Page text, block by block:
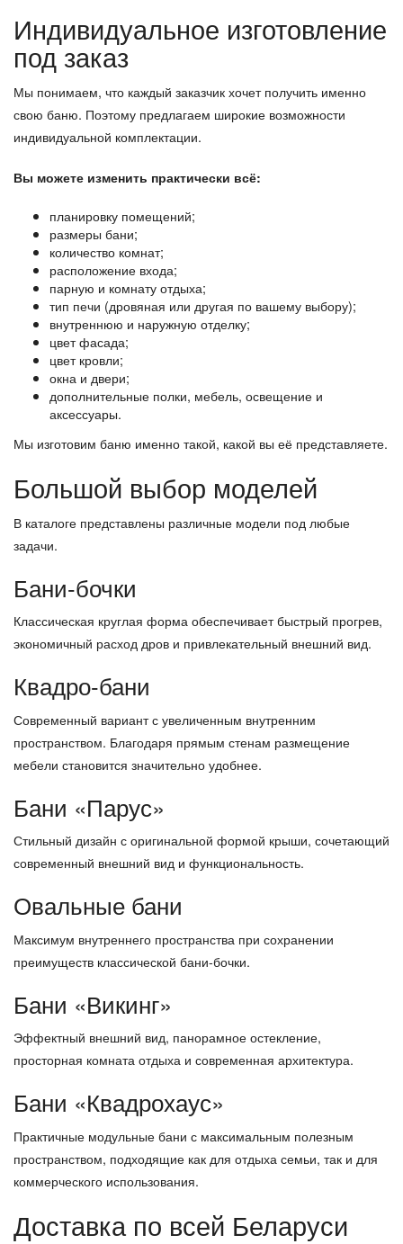
Индивидуальное изготовление
под заказ
Мы понимаем, что каждый заказчик хочет получить именно
свою баню. Поэтому предлагаем широкие возможности
индивидуальной комплектации.
Вы можете изменить практически всё:
планировку помещений;
размеры бани;
количество комнат;
расположение входа;
парную и комнату отдыха;
тип печи (дровяная или другая по вашему выбору);
внутреннюю и наружную отделку;
цвет фасада;
цвет кровли;
окна и двери;
дополнительные полки, мебель, освещение и
аксессуары.
Мы изготовим баню именно такой, какой вы её представляете.
Большой выбор моделей
В каталоге представлены различные модели под любые
задачи.
Бани-бочки
Классическая круглая форма обеспечивает быстрый прогрев,
экономичный расход дров и привлекательный внешний вид.
Квадро-бани
Современный вариант с увеличенным внутренним
пространством. Благодаря прямым стенам размещение
мебели становится значительно удобнее.
Бани «Парус»
Стильный дизайн с оригинальной формой крыши, сочетающий
современный внешний вид и функциональность.
Овальные бани
Максимум внутреннего пространства при сохранении
преимуществ классической бани-бочки.
Бани «Викинг»
Эффектный внешний вид, панорамное остекление,
просторная комната отдыха и современная архитектура.
Бани «Квадрохаус»
Практичные модульные бани с максимальным полезным
пространством, подходящие как для отдыха семьи, так и для
коммерческого использования.
Доставка по всей Беларуси